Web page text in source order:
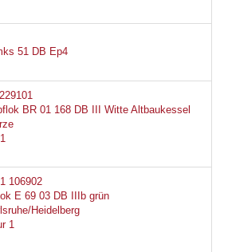
51 DB Ep4
BR 01 168 DB III Witte Altbaukessel
106902
E 69 03 DB IIIb grün
Heidelberg
1